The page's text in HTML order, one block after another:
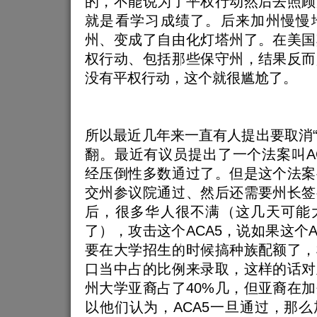
就是看学习成绩了。后来加州慢慢
州、变成了自由化灯塔州了。在美
权行动、包括那些保守州，结果反
没有平权行动，这个就很尴尬了。
所以最近几年来一直有人提出要取消
翻。最近有议员提出了一个法案叫
经压倒性多数通过了。但是这个法
交州参议院通过、然后还需要州长
后，很多华人很不满（这几天可能
了），攻击这个ACA5，说如果这个
要在大学招生的时候搞种族配额了
口当中占的比例来录取，这样的话
州大学亚裔占了40%几，但亚裔在
以他们认为，ACA5一旦通过，那